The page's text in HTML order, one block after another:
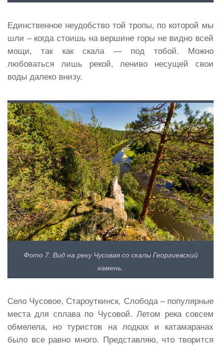
Единственное неудобство той тропы, по которой мы
шли – когда стоишь на вершине горы не видно всей
мощи, так как скала — под тобой. Можно
любоваться лишь рекой, лениво несущей свои
воды далеко внизу.
Фото 7. Вид на реку Чусовая со скалы Георгиевский
камень.
Село Чусовое, Староуткинск, Слобода – популярные
места для сплава по Чусовой. Летом река совсем
обмелела, но туристов на лодках и катамаранах
было все равно много. Представляю, что творится